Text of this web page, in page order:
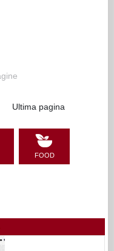
Ultima pagina
FOOD